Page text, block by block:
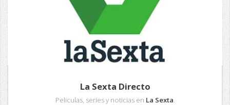
La Sexta Directo
Peliculas, series y noticias en La Sexta.